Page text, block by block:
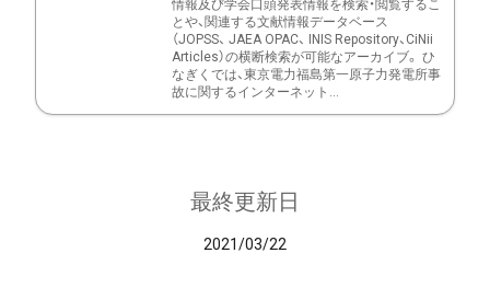
情報及び学会口頭発表情報を検索・閲覧するこ
とや、関連する文献情報データベース
（JOPSS、 JAEA OPAC、 INIS Repository、CiNii
Articles）の横断検索が可能なアーカイブ。 ひ
なぎくでは、東京電力福島第一原子力発電所事
故に関するインターネット...
最終更新日
2021/03/22